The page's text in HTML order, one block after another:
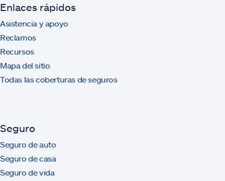
Enlaces rápidos
Asistencia y apoyo
Reclamos
Recursos
Mapa del sitio
Todas las coberturas de seguros
Seguro
Seguro de auto
Seguro de casa
Seguro de vida